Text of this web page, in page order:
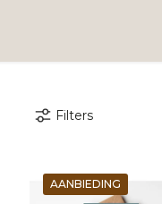
Filters
AANBIEDING